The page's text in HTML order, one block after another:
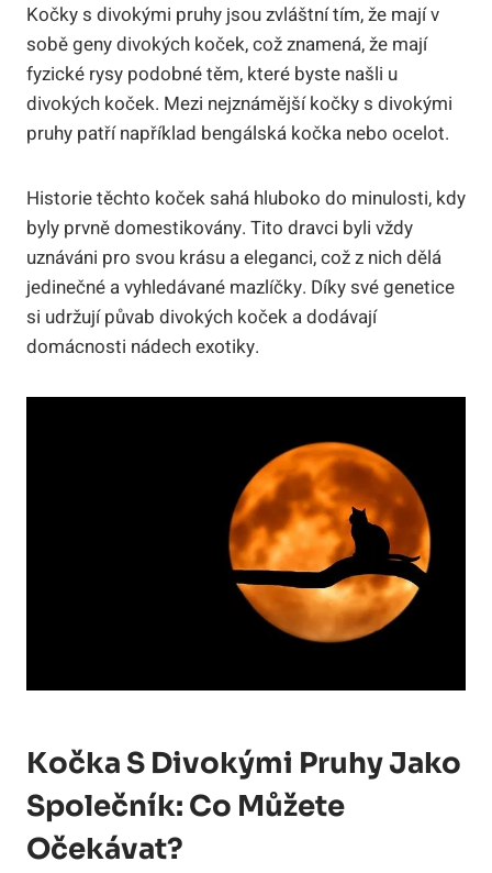
Kočky s divokými pruhy jsou zvláštní tím, že mají v
sobě geny divokých koček, což znamená, že mají
fyzické rysy podobné těm, které byste našli u
divokých koček. Mezi nejznámější kočky s divokými
pruhy patří například bengálská kočka nebo ocelot.
Historie těchto koček sahá hluboko do minulosti, kdy
byly prvně domestikovány. Tito dravci byli vždy
uznáváni pro svou krásu a eleganci, což z nich dělá
jedinečné a vyhledávané mazlíčky. Díky své genetice
si udržují půvab divokých koček a dodávají
domácnosti nádech exotiky.
Kočka S Divokými Pruhy Jako
Společník: Co Můžete
Očekávat?